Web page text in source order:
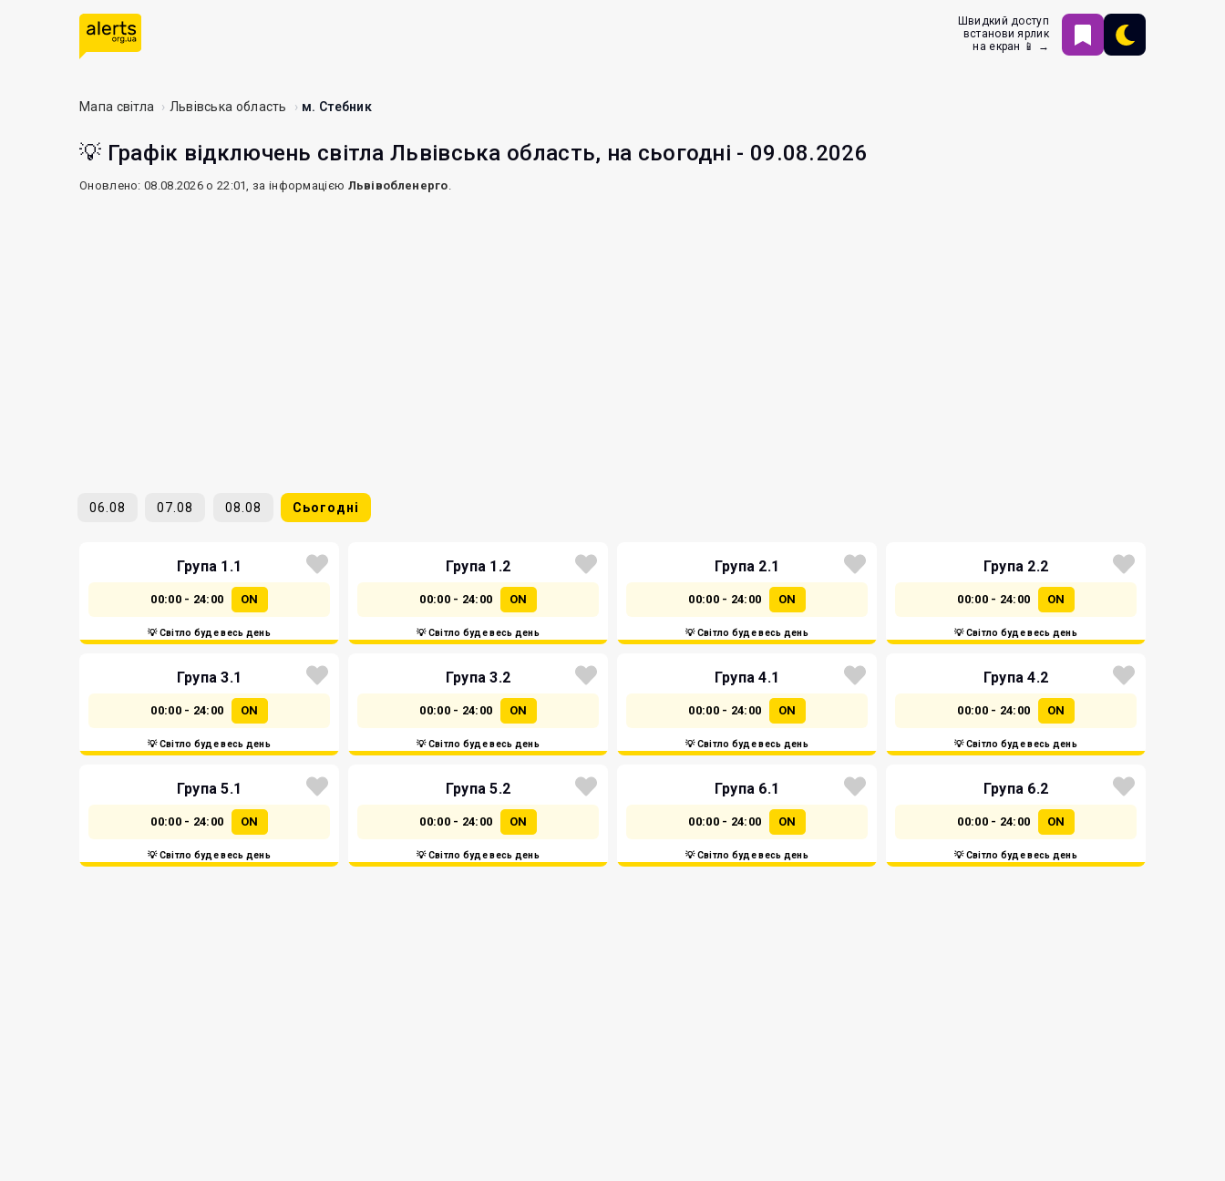
Швидкий доступ
встанови ярлик
на екран 📱 →
Мапа світла Львівська область м. Стебник
💡 Графік відключень світла Львівська область, на сьогодні - 09.08.2026
Оновлено: 08.08.2026 о 22:01, за інформацією Львівобленерго.
06.08 07.08 08.08 Сьогодні
Група 1.1
00:00 - 24:00 ON
💡 Світло буде весь день
Група 1.2
00:00 - 24:00 ON
💡 Світло буде весь день
Група 2.1
00:00 - 24:00 ON
💡 Світло буде весь день
Група 2.2
00:00 - 24:00 ON
💡 Світло буде весь день
Група 3.1
00:00 - 24:00 ON
💡 Світло буде весь день
Група 3.2
00:00 - 24:00 ON
💡 Світло буде весь день
Група 4.1
00:00 - 24:00 ON
💡 Світло буде весь день
Група 4.2
00:00 - 24:00 ON
💡 Світло буде весь день
Група 5.1
00:00 - 24:00 ON
💡 Світло буде весь день
Група 5.2
00:00 - 24:00 ON
💡 Світло буде весь день
Група 6.1
00:00 - 24:00 ON
💡 Світло буде весь день
Група 6.2
00:00 - 24:00 ON
💡 Світло буде весь день